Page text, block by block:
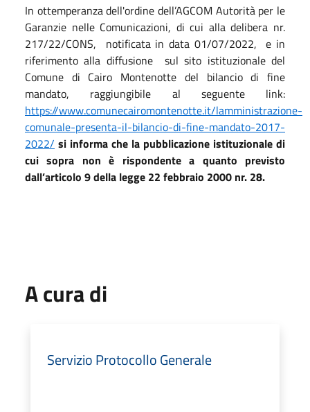
In ottemperanza dell'ordine dell’AGCOM Autorità per le
Garanzie nelle Comunicazioni, di cui alla delibera nr.
217/22/CONS, notificata in data 01/07/2022, e in
riferimento alla diffusione sul sito istituzionale del
Comune di Cairo Montenotte del bilancio di fine
mandato, raggiungibile al seguente link:
https://www.comunecairomontenotte.it/lamministrazione-
comunale-presenta-il-bilancio-di-fine-mandato-2017-
2022/ si informa che la pubblicazione istituzionale di
cui sopra non è rispondente a quanto previsto
dall’articolo 9 della legge 22 febbraio 2000 nr. 28.
A cura di
Servizio Protocollo Generale